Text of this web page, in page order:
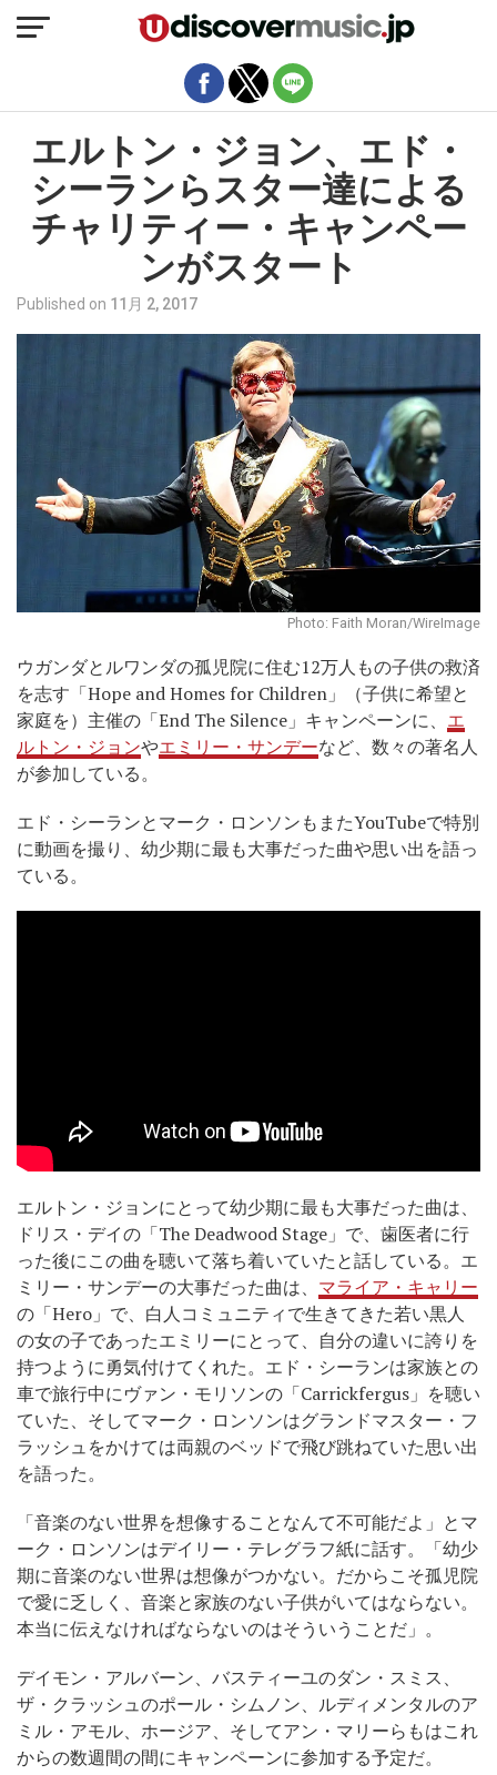
エルトン・ジョン、エド・
シーランらスター達による
チャリティー・キャンペー
ンがスタート
Published on 11月 2, 2017
Photo: Faith Moran/WireImage
ウガンダとルワンダの孤児院に住む12万人もの子供の救済
を志す「Hope and Homes for Children」（子供に希望と
家庭を）主催の「End The Silence」キャンペーンに、 エ
ルトン・ジョンやエミリー・サンデーなど、数々の著名人
が参加している。
エド・シーランとマーク・ロンソンもまたYouTubeで特別
に動画を撮り、幼少期に最も大事だった曲や思い出を語っ
ている。
エルトン・ジョンにとって幼少期に最も大事だった曲は、
ドリス・デイの「The Deadwood Stage」で、歯医者に行
った後にこの曲を聴いて落ち着いていたと話している。エ
ミリー・サンデーの大事だった曲は、 マライア・キャリー
の「Hero」で、白人コミュニティで生きてきた若い黒人
の女の子であったエミリーにとって、自分の違いに誇りを
持つように勇気付けてくれた。エド・シーランは家族との
車で旅行中にヴァン・モリソンの「Carrickfergus」を聴い
ていた、そしてマーク・ロンソンはグランドマスター・フ
ラッシュをかけては両親のベッドで飛び跳ねていた思い出
を語った。
「音楽のない世界を想像することなんて不可能だよ」とマ
ーク・ロンソンはデイリー・テレグラフ紙に話す。「幼少
期に音楽のない世界は想像がつかない。だからこそ孤児院
で愛に乏しく、音楽と家族のない子供がいてはならない。
本当に伝えなければならないのはそういうことだ」。
デイモン・アルバーン、バスティーユのダン・スミス、
ザ・クラッシュのポール・シムノン、ルディメンタルのア
ミル・アモル、ホージア、そしてアン・マリーらもはこれ
からの数週間の間にキャンペーンに参加する予定だ。
モバイルバージョンを終了